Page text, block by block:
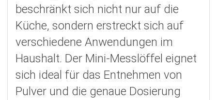
beschränkt sich nicht nur auf die
Küche, sondern erstreckt sich auf
verschiedene Anwendungen im
Haushalt. Der Mini-Messlöffel eignet
sich ideal für das Entnehmen von
Pulver und die genaue Dosierung